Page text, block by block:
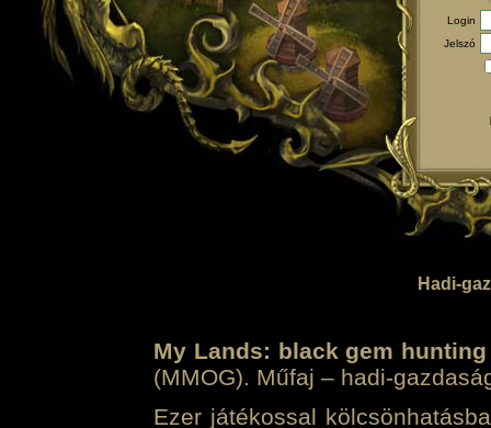
Login
Jelszó
Hadi-
My Lands: black gem hunting
(MMOG). Műfaj – hadi-
Ezer játékossal